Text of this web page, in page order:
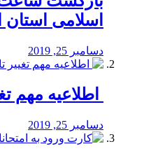
اسلامی استان
دسامبر 25, 2019
اطلاعیه مهم
دسامبر 25, 2019